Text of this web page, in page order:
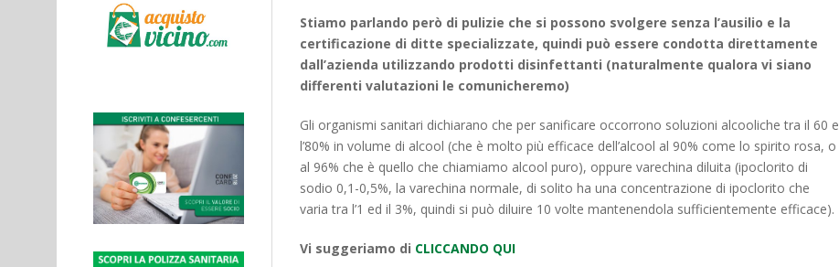
Stiamo parlando però di pulizie che si possono svolgere senza l’ausilio e la
certificazione di ditte specializzate, quindi può essere condotta direttamente
dall’azienda utilizzando prodotti disinfettanti (naturalmente qualora vi siano
differenti valutazioni le comunicheremo)
Gli organismi sanitari dichiarano che per sanificare occorrono soluzioni alcooliche tra il 60 e
l’80% in volume di alcool (che è molto più efficace dell’alcool al 90% come lo spirito rosa, o
al 96% che è quello che chiamiamo alcool puro), oppure varechina diluita (ipoclorito di
sodio 0,1-0,5%, la varechina normale, di solito ha una concentrazione di ipoclorito che
varia tra l’1 ed il 3%, quindi si può diluire 10 volte mantenendola sufficientemente efficace).
Vi suggeriamo di CLICCANDO QUI